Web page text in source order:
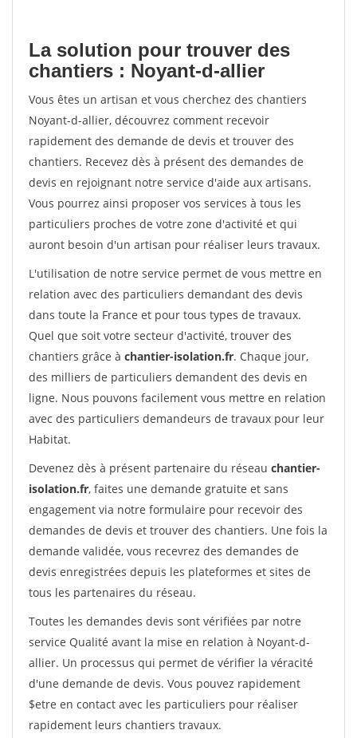
La solution pour trouver des
chantiers : Noyant-d-allier
Vous êtes un artisan et vous cherchez des chantiers
Noyant-d-allier, découvrez comment recevoir
rapidement des demande de devis et trouver des
chantiers. Recevez dès à présent des demandes de
devis en rejoignant notre service d'aide aux artisans.
Vous pourrez ainsi proposer vos services à tous les
particuliers proches de votre zone d'activité et qui
auront besoin d'un artisan pour réaliser leurs travaux.
L'utilisation de notre service permet de vous mettre en
relation avec des particuliers demandant des devis
dans toute la France et pour tous types de travaux.
Quel que soit votre secteur d'activité, trouver des
chantiers grâce à chantier-isolation.fr. Chaque jour,
des milliers de particuliers demandent des devis en
ligne. Nous pouvons facilement vous mettre en relation
avec des particuliers demandeurs de travaux pour leur
Habitat.
Devenez dès à présent partenaire du réseau chantier-
isolation.fr, faites une demande gratuite et sans
engagement via notre formulaire pour recevoir des
demandes de devis et trouver des chantiers. Une fois la
demande validée, vous recevrez des demandes de
devis enregistrées depuis les plateformes et sites de
tous les partenaires du réseau.
Toutes les demandes devis sont vérifiées par notre
service Qualité avant la mise en relation à Noyant-d-
allier. Un processus qui permet de vérifier la véracité
d'une demande de devis. Vous pouvez rapidement
$etre en contact avec les particuliers pour réaliser
rapidement leurs chantiers travaux.